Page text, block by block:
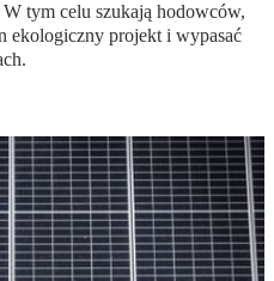
tym celu szukają hodowców,
ekologiczny projekt i wypasać